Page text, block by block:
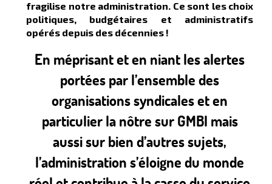
fragilise notre administration. Ce sont les choix
politiques, budgétaires et administratifs
opérés depuis des décennies !
En méprisant et en niant les alertes
portées par l’ensemble des
organisations syndicales et en
particulier la nôtre sur GMBI mais
aussi sur bien d’autres sujets,
l’administration s’éloigne du monde